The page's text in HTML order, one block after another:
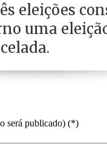
eleições
uma
será publicado) (*)